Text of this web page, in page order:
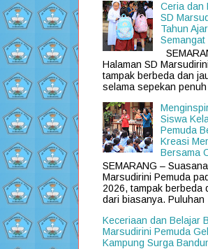
Ceria dan
SD
Tahun
Halaman SD
tampak berbeda dan
selama sepekan
Siswa
Pemuda
Kreasi
Bersama
SEMARANG –
Marsudirini Pemuda
2026, tampak berbeda
dari biasanya. Puluhan
Keceriaan dan Belajar
Marsudirini Pemuda
Kampung Surga